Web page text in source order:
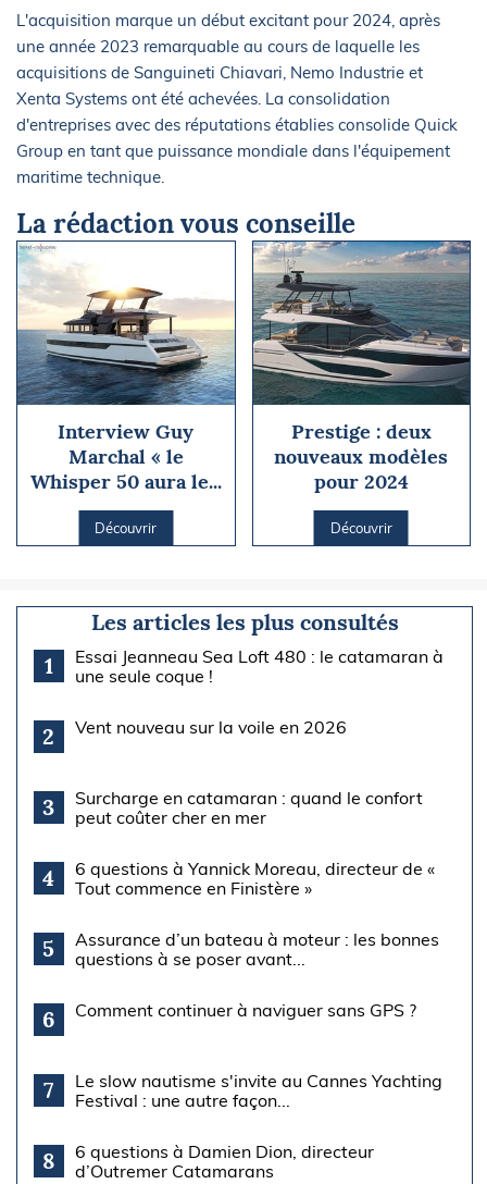
L'acquisition marque un début excitant pour 2024, après
une année 2023 remarquable au cours de laquelle les
acquisitions de Sanguineti Chiavari, Nemo Industrie et
Xenta Systems ont été achevées. La consolidation
d'entreprises avec des réputations établies consolide Quick
Group en tant que puissance mondiale dans l'équipement
maritime technique.
La rédaction vous conseille
Interview Guy
Marchal « le
Whisper 50 aura le...
Découvrir
Prestige : deux
nouveaux modèles
pour 2024
Découvrir
Les articles les plus consultés
1
Essai Jeanneau Sea Loft 480 : le catamaran à
une seule coque !
2 Vent nouveau sur la voile en 2026
3
Surcharge en catamaran : quand le confort
peut coûter cher en mer
4
6 questions à Yannick Moreau, directeur de «
Tout commence en Finistère »
5
Assurance d’un bateau à moteur : les bonnes
questions à se poser avant...
6 Comment continuer à naviguer sans GPS ?
7
Le slow nautisme s'invite au Cannes Yachting
Festival : une autre façon...
8
6 questions à Damien Dion, directeur
d’Outremer Catamarans